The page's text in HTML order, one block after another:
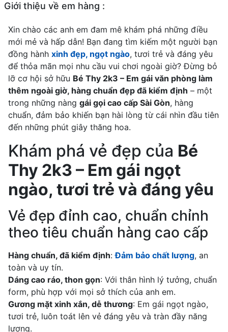
Giới thiệu về em hàng :
Xin chào các anh em đam mê khám phá những điều
mới mẻ và hấp dẫn! Bạn đang tìm kiếm một người bạn
đồng hành xinh đẹp, ngọt ngào, tươi trẻ và đáng yêu
để thỏa mãn mọi nhu cầu vui chơi ngoài giờ? Đừng bỏ
lỡ cơ hội sở hữu Bé Thy 2k3 – Em gái văn phòng làm
thêm ngoài giờ, hàng chuẩn đẹp đã kiểm định – một
trong những nàng gái gọi cao cấp Sài Gòn, hàng
chuẩn, đảm bảo khiến bạn hài lòng từ cái nhìn đầu tiên
đến những phút giây thăng hoa.
Khám phá vẻ đẹp của Bé
Thy 2k3 – Em gái ngọt
ngào, tươi trẻ và đáng yêu
Vẻ đẹp đỉnh cao, chuẩn chỉnh
theo tiêu chuẩn hàng cao cấp
Hàng chuẩn, đã kiểm định:Đảm bảo chất lượng, an
toàn và uy tín.
Dáng cao ráo, thon gọn: Với thân hình lý tưởng, chuẩn
form, phù hợp với mọi sở thích của anh em.
Gương mặt xinh xắn, dễ thương: Em gái ngọt ngào,
tươi trẻ, luôn toát lên vẻ đáng yêu và tràn đầy năng
lượng.